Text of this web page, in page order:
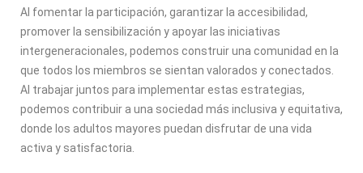
Al fomentar la participación, garantizar la accesibilidad,
promover la sensibilización y apoyar las iniciativas
intergeneracionales, podemos construir una comunidad en la
que todos los miembros se sientan valorados y conectados.
Al trabajar juntos para implementar estas estrategias,
podemos contribuir a una sociedad más inclusiva y equitativa,
donde los adultos mayores puedan disfrutar de una vida
activa y satisfactoria.